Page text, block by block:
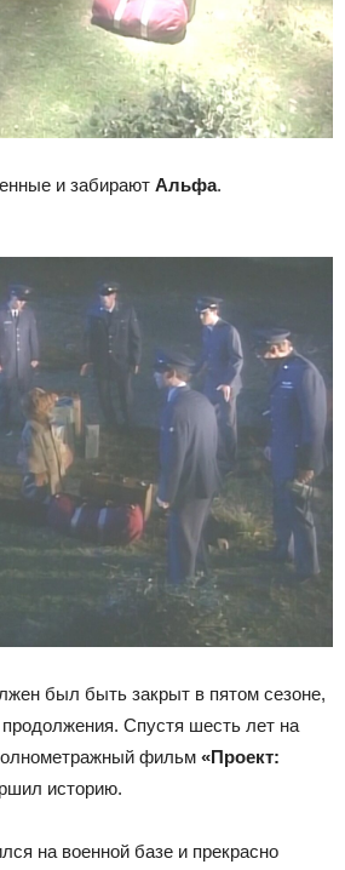
и забирают Альфа.
был быть закрыт в пятом сезоне,
Спустя шесть лет на
фильм «Проект:
историю.
на военной базе и прекрасно